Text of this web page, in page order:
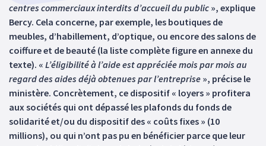
centres commerciaux interdits d’accueil du public », explique
Bercy. Cela concerne, par exemple, les boutiques de
meubles, d’habillement, d’optique, ou encore des salons de
coiffure et de beauté (la liste complète figure en annexe du
texte). « L’éligibilité à l’aide est appréciée mois par mois au
regard des aides déjà obtenues par l’entreprise », précise le
ministère. Concrètement, ce dispositif « loyers » profitera
aux sociétés qui ont dépassé les plafonds du fonds de
solidarité et/ou du dispositif des « coûts fixes » (10
millions), ou qui n’ont pas pu en bénéficier parce que leur